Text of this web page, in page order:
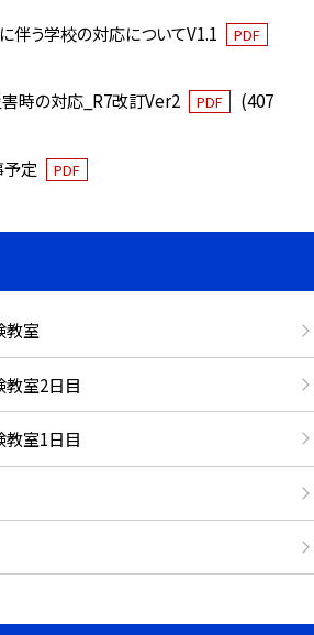
伴う学校の対応についてV1.1
PDF
時の対応_R7改訂Ver2
PDF
(407
定
PDF
教室
室2日目
室1日目